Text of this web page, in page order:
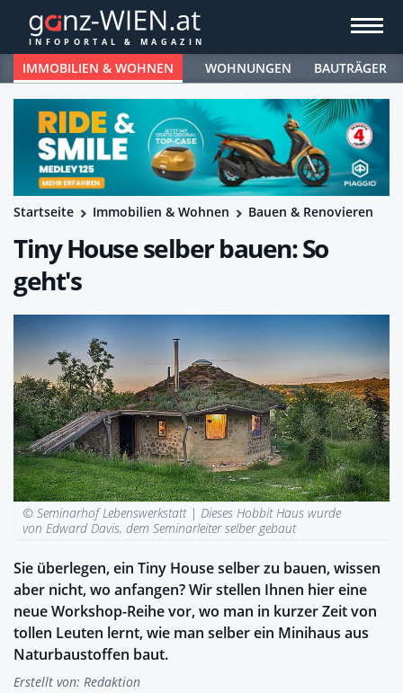
IMMOBILIEN & WOHNEN WOHNUNGEN BAUTRÄGER
Startseite Immobilien & Wohnen Bauen & Renovieren
Tiny House selber bauen: So
geht's
© Seminarhof Lebenswerkstatt | Dieses Hobbit Haus wurde
von Edward Davis, dem Seminarleiter selber gebaut
Sie überlegen, ein Tiny House selber zu bauen, wissen
aber nicht, wo anfangen? Wir stellen Ihnen hier eine
neue Workshop-Reihe vor, wo man in kurzer Zeit von
tollen Leuten lernt, wie man selber ein Minihaus aus
Naturbaustoffen baut.
Erstellt von: Redaktion